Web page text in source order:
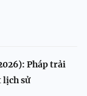
Pháp trải
lịch sử